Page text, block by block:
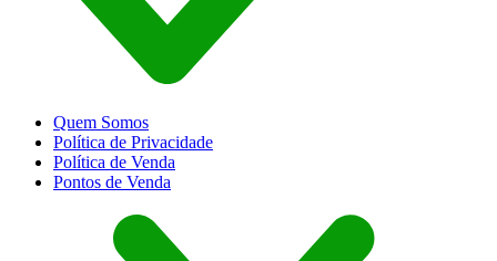
Quem Somos
Política de Privacidade
Política de Venda
Pontos de Venda